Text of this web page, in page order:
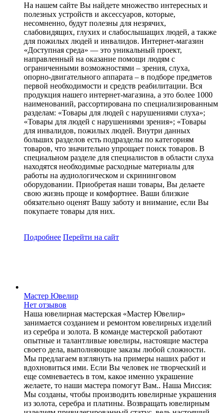
На нашем сайте Вы найдете множество интересных и
полезных устройств и аксессуаров, которые,
несомненно, будут полезны для незрячих,
слабовидящих, глухих и слабослышащих людей, а также
для пожилых людей и инвалидов. Интернет-магазин
«Доступная среда» — это уникальный проект,
направленный на оказание помощи людям с
ограниченными возможностями – зрения, слуха,
опорно-двигательного аппарата – в подборе предметов
первой необходимости и средств реабилитации. Вся
продукция нашего интернет-магазина, а это более 1000
наименований, рассортирована по специализированным
разделам: «Товары для людей с нарушениями слуха»;
«Товары для людей с нарушениями зрения»; «Товары
для инвалидов, пожилых людей. Внутри данных
больших разделов есть подразделы по категориям
товаров, что значительно упрощает поиск товаров. В
специальном разделе для специалистов в области слуха
находятся необходимые расходные материалы для
работы на аудиологическом и скрининговом
оборудовании. Приобретая наши товары, Вы делаете
свою жизнь проще и комфортнее. Ваши близкие
обязательно оценят Вашу заботу и внимание, если Вы
покупаете товары для них.
Подробнее Перейти на сайт
Мастер Ювелир
Нет отзывов
Наша ювелирная мастерская «Мастер Ювелир»
занимается созданием и ремонтом ювелирных изделий
из серебра и золота. В команде мастерской работают
опытные и талантливые ювелиры, настоящие мастера
своего дела, выполняющие заказы любой сложности.
Мы предлагаем взглянуть на примеры наших работ и
вдохновиться ими. Если Вы человек не творческий и
еще сомневаетесь в том, какое именно украшение
желаете, то наши мастера помогут Вам.. Наша Миссия:
Мы созданы, чтобы производить ювелирные украшения
из золота, серебра и платины. Возвращать ювелирным